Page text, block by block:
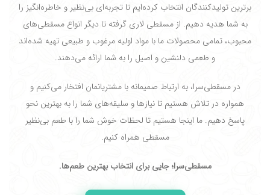
برترین تولیدکنندگان انتخاب کرده‌ایم تا تجربه‌ای بی‌نظیر و خاطره‌انگیز را
به شما هدیه دهیم. از مسقطی لاری گرفته تا دیگر انواع مسقطی‌های
محبوب، تمامی محصولات ما با مواد اولیه مرغوب و طبیعی تهیه شده‌اند
و طعمی دلنشین و اصیل را به شما ارائه می‌دهند.
در مسقطی‌سرا، به ارتباط صمیمانه با مشتریانمان افتخار می‌کنیم و
همواره در تلاش هستیم تا نیازها و سلیقه‌های شما را به بهترین نحو
پاسخ دهیم. ما اینجا هستیم تا لحظات خوش شما را با طعم بی‌نظیر
مسقطی همراه کنیم.
مسقطی‌سرا؛ جایی برای انتخاب بهترین طعم‌ها.